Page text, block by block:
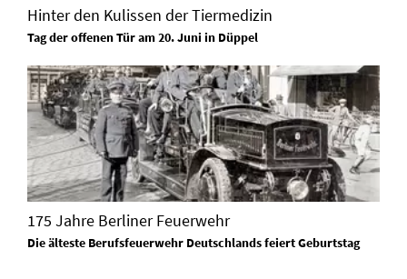
Hinter den Kulissen der Tiermedizin
Tag der offenen Tür am 20. Juni in Düppel
175 Jahre Berliner Feuerwehr
Die älteste Berufsfeuerwehr Deutschlands feiert Geburtstag